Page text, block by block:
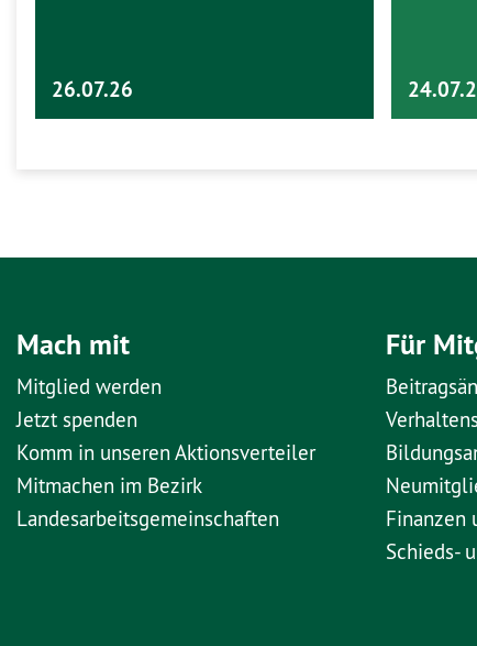
26.07.26
Mach mit
Mitglied werden
Jetzt spenden
Komm in unseren Aktionsverteiler
Mitmachen im Bezirk
Landesarbeitsgemeinschaften
Für
Finanzen
Schieds-